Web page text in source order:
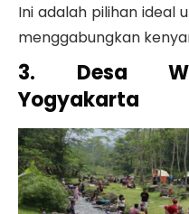
Ini adalah pilihan ideal
menggabungkan
3. Desa
Yogyakarta